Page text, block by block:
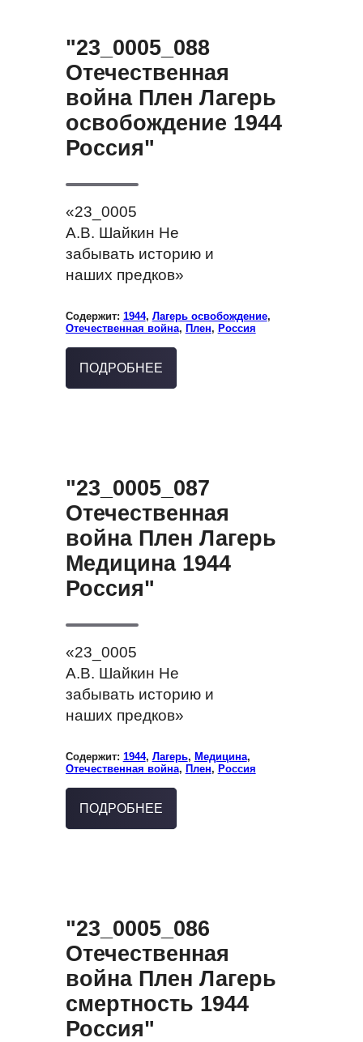
"23_0005_088
Отечественная
война Плен Лагерь
освобождение 1944
Россия"
«23_0005
А.В. Шайкин Не
забывать историю и
наших предков»
Содержит: 1944, Лагерь освобождение,
Отечественная война, Плен, Россия
ПОДРОБНЕЕ
"23_0005_087
Отечественная
война Плен Лагерь
Медицина 1944
Россия"
«23_0005
А.В. Шайкин Не
забывать историю и
наших предков»
Содержит: 1944, Лагерь, Медицина,
Отечественная война, Плен, Россия
ПОДРОБНЕЕ
"23_0005_086
Отечественная
война Плен Лагерь
смертность 1944
Россия"